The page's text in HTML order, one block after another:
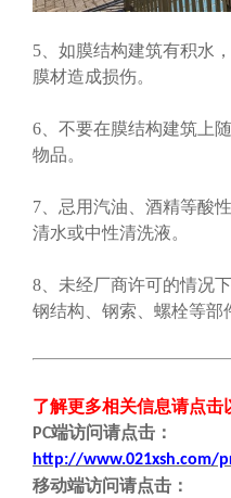
5、如膜结构建筑有积水
膜材造成损伤。
6、不要在膜结构建筑上
物品。
7、忌用汽油、酒精等酸
清水或中性清洗液。
8、未经厂商许可的情况
钢结构、钢索、螺栓等部
了解更多相关信息请点击
PC端访问请点击 ：
http://www.021xsh.com/
移动端访问请点击 ：